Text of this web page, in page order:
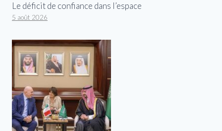
Le déficit de confiance dans l’espace
5 août 2026